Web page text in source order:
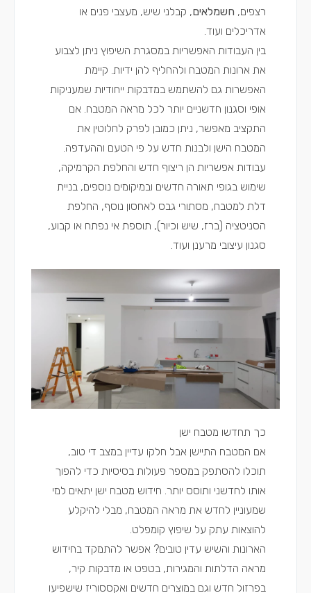
רצפים, חשמלאים, קבלני שיש, מעצבי פנים או
אדריכלים ועוד.
בין העבודות האפשריות במסגרת השיפוץ ניתן לצבוע
את ארונות המטבח ולהחליף להן ידיות. קיימת
האפשרות גם להשתמש במדבקות ייחודיות שמעניקות
אופי וסגנון חדשניים יותר לכל מראה המטבח. אם
התקציב מאפשר, ניתן כמובן לפרק לחלוטין את
המטבח הישן ולבנות חדש על פי הטעם וההעדפה.
עבודות אפשריות הן ריצוף חדש והחלפת הקרמיקה,
שימוש בגופי תאורה חדשים ובמיקומים נוספים, בניית
דלת למטבח, מסתורי גבס לאחסון נוסף, החלפת
הסניטציה (ברז, שיש וכיור), תוספת אי נפתח או קבוע,
סגנון עיצובי מרענן ועוד.
כך תחדשו מטבח ישן
אם המטבח התיישן אבל חלקו עדיין במצב די טוב,
תוכלו להסתפק במספר פעולות בסיסיות כדי להפוך
אותו לחדשני ותוסס יותר. חידוש מטבח ישן יתאים למי
שמעוניין לחדש את מראה המטבח, מבלי להיקלע
להוצאות עתק על שיפוץ קומפלט.
הארונות והשיש עדין טובים? אפשר להתמקד בחידוש
מראה הדלתות והמגירות, בטפט או מדבקות קיר,
בפרזול חדש וגם במוצרים חדשים ואקססוריז שישפיעו